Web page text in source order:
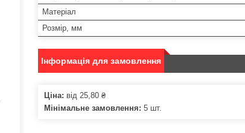
Матеріал
Розмір, мм
Інформація для замовлення
Ціна: від 25,80 ₴
Мінімальне замовлення: 5 шт.